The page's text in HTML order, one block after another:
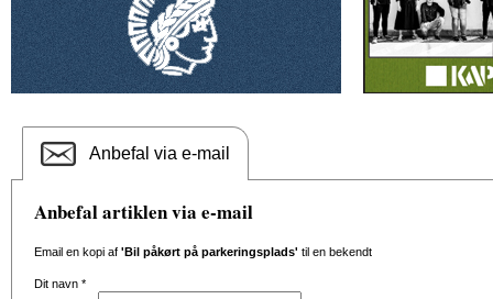
Anbefal via e-mail
Anbefal artiklen via e-mail
Email en kopi af 'Bil påkørt på parkeringsplads' til en bekendt
Dit navn *